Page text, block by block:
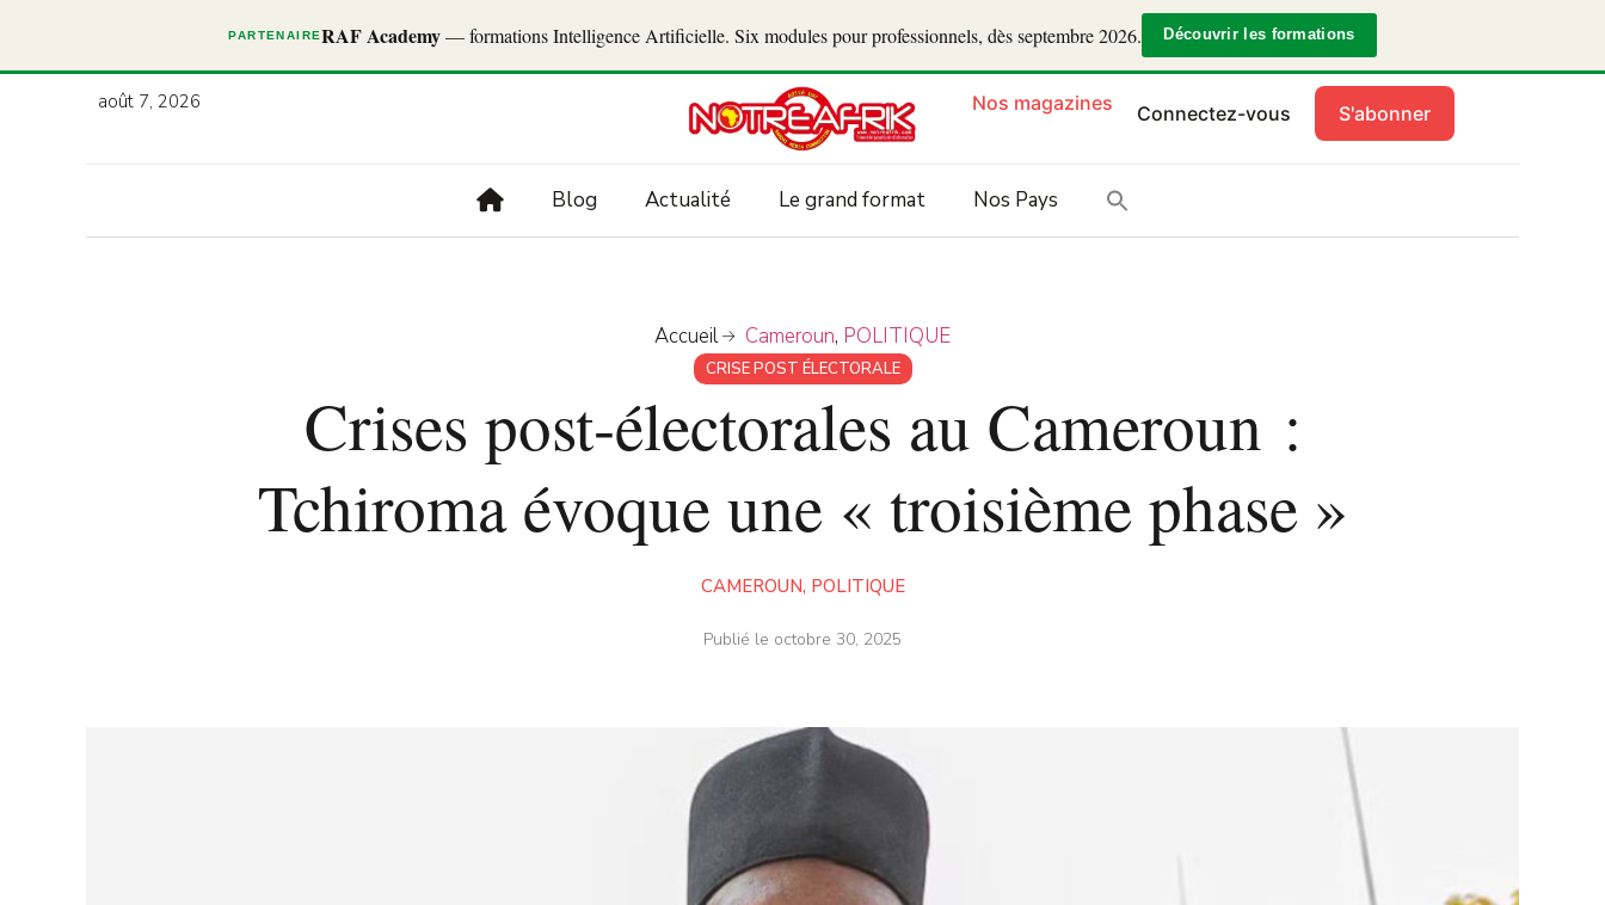
PARTENAIRERAF Academy— formations Intelligence Artificielle. Six modules pour professionnels, dès septembre 2026. Découvrir les formations
août 7, 2026 Nos magazines Connectez-vous S'abonner
Blog Actualité Le grand format Nos Pays
Accueil Cameroun, POLITIQUE
CRISE POST ÉLECTORALE
Crises post-électorales au Cameroun :
Tchiroma évoque une « troisième phase »
CAMEROUN, POLITIQUE
Publié le octobre 30, 2025